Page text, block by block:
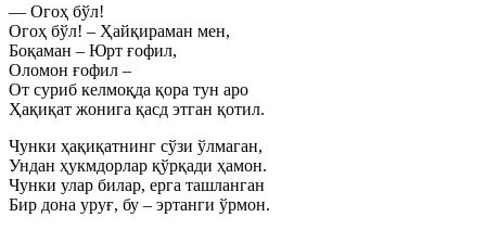
— Огоҳ бўл!
Огоҳ бўл! – Ҳайқираман мен,
Боқаман – Юрт ғофил,
Оломон ғофил –
От суриб келмоқда қора тун аро
Ҳақиқат жонига қасд этган қотил.
Чунки ҳақиқатнинг сўзи ўлмаган,
Ундан ҳукмдорлар қўрқади ҳамон.
Чунки улар билар, ерга ташланган
Бир дона уруғ, бу – эртанги ўрмон.